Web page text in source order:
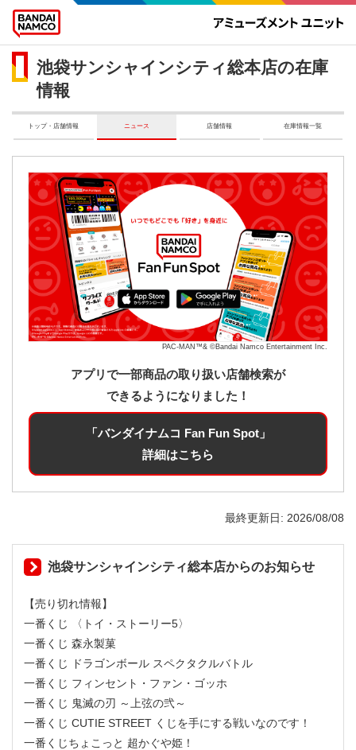
池袋サンシャインシティ総本店の在庫
情報
トップ・店舗情報 ニュース 店舗情報 在庫情報一覧
PAC-MAN™& ©Bandai Namco Entertainment Inc.
アプリで一部商品の取り扱い店舗検索が
できるようになりました！
「バンダイナムコ Fan Fun Spot」
詳細はこちら
最終更新日 2026/08/08
池袋サンシャインシティ総本店からのお知らせ
【売り切れ情報】
一番くじ 〈トイ・ストーリー5〉
一番くじ 森永製菓
一番くじ ドラゴンボール スペクタクルバトル
一番くじ フィンセント・ファン・ゴッホ
一番くじ 鬼滅の刃 ～上弦の弐～
一番くじ CUTIE STREET くじを手にする戦いなのです！
一番くじちょこっと 超かぐや姫！